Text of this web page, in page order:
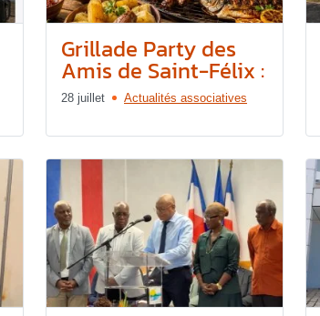
Grillade Party des
Amis de Saint-Félix :
28 juillet Actualités associatives